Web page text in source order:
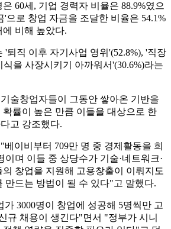
60세, 기업 경력자 비율은 88.9%였으
'으로 창업 자금을 조달한 비율은 54.1%
비해 높았다.
'퇴직 이후 자기사업 영위'(52.8%), '직장
식을 사장시키기 아까워서'(30.6%)라는
술창업자들이 그동안 쌓아온 기반을
률이 높은 만큼 이들을 대상으로 한
고 강조했다.
이비부터 709만 명 중 경제활동을 희
이며 이들 중 상당수가 기술·네트워크·
창업을 지원해 고용창출이 이뤄지도
만드는 방법이 될 수 있다"고 말했다.
3000명이 창업에 성공해 5명씩만 고
규 채용이 생긴다"면서 "정부가 시니